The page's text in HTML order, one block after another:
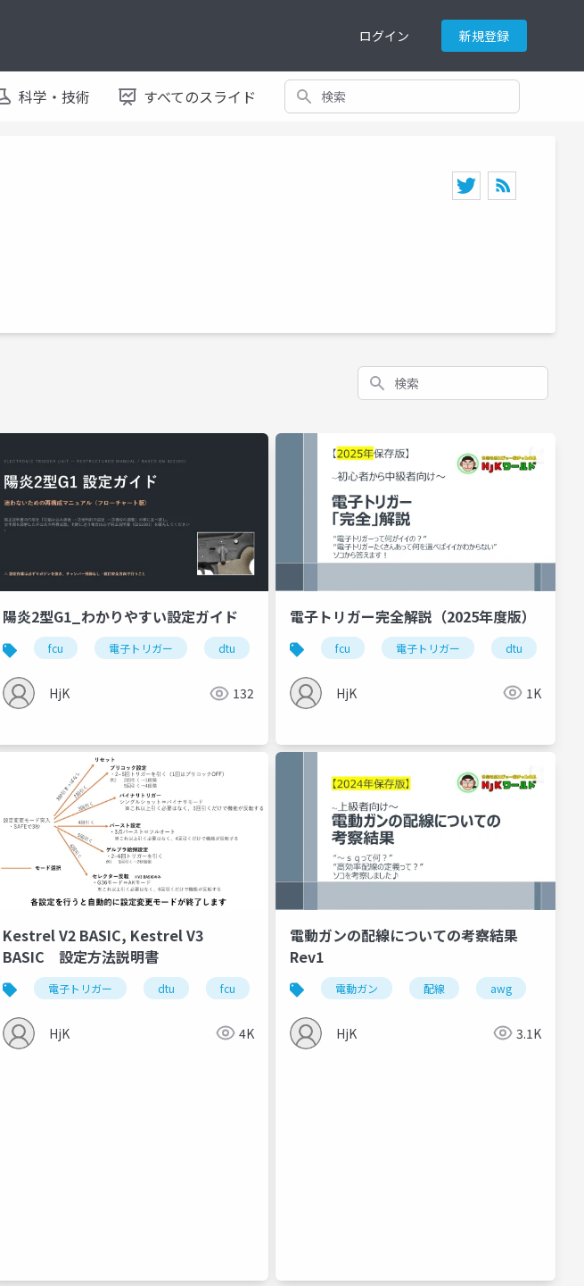
ログイン 新規登録
科学・技術 すべてのスライド 検索
検索
不知火商店 陽炎
陽炎2型G1_わかりやすい設定ガイド
fcu 電子トリガー dtu airsoft 不知火商店 陽炎
HjK 132
電子トリガー完全解説（2025年度版）
fcu 電子トリガー dtu
HjK 1K
Kestrel V2 BASIC, Kestrel V3
BASIC 設定方法説明書
電子トリガー dtu fcu airsoft eshooter
HjK 4K
電動ガンの配線についての考察結果
Rev1
電動ガン 配線 awg
HjK 3.1K